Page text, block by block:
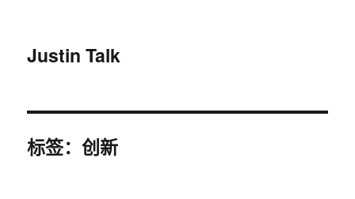
Justin Talk
标签：创新